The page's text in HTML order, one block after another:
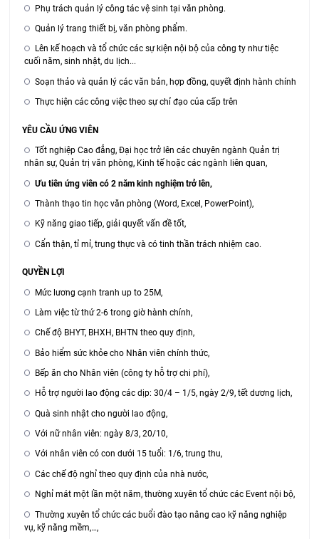
Phụ trách quản lý công tác vệ sinh tại văn phòng.
Quản lý trang thiết bị, văn phòng phẩm.
Lên kế hoạch và tổ chức các sự kiện nội bộ của công ty như tiệc
cuối năm, sinh nhật, du lịch...
Soạn thảo và quản lý các văn bản, hợp đồng, quyết định hành chính
Thực hiện các công việc theo sự chỉ đạo của cấp trên
YÊU CẦU ỨNG VIÊN
Tốt nghiệp Cao đẳng, Đại học trở lên các chuyên ngành Quản trị
nhân sự, Quản trị văn phòng, Kinh tế hoặc các ngành liên quan,
Ưu tiên ứng viên có 2 năm kinh nghiệm trở lên,
Thành thạo tin học văn phòng (Word, Excel, PowerPoint),
Kỹ năng giao tiếp, giải quyết vấn đề tốt,
Cẩn thận, tỉ mỉ, trung thực và có tinh thần trách nhiệm cao.
QUYỀN LỢI
Mức lương cạnh tranh up to 25M,
Làm việc từ thứ 2-6 trong giờ hành chính,
Chế độ BHYT, BHXH, BHTN theo quy định,
Bảo hiểm sức khỏe cho Nhân viên chính thức,
Bếp ăn cho Nhân viên (công ty hỗ trợ chi phí),
Hỗ trợ người lao động các dịp: 30/4 – 1/5, ngày 2/9, tết dương lịch,
Quà sinh nhật cho người lao động,
Với nữ nhân viên: ngày 8/3, 20/10,
Với nhân viên có con dưới 15 tuổi: 1/6, trung thu,
Các chế độ nghỉ theo quy định của nhà nước,
Nghỉ mát một lần một năm, thường xuyên tổ chức các Event nội bộ,
Thường xuyên tổ chức các buổi đào tạo nâng cao kỹ năng nghiệp
vụ, kỹ năng mềm,…,